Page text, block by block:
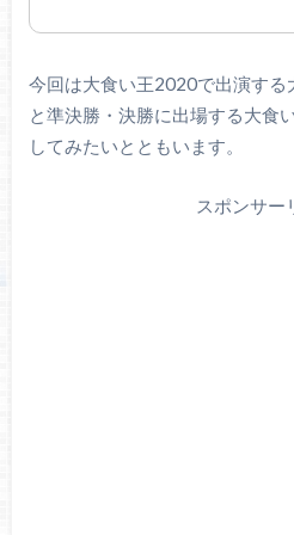
今回は大食い王2020で出演する
と準決勝・決勝に出場する大食
してみたいとともいます。
スポンサー